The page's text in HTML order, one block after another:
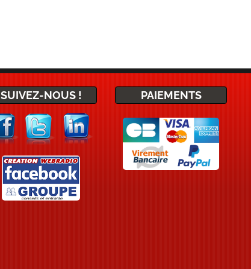
SUIVEZ-NOUS ! PAIEMENTS